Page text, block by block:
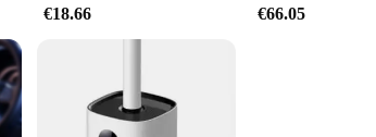
€18.66 €66.05